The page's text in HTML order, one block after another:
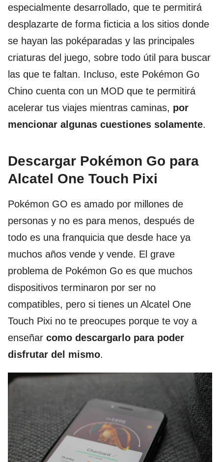
especialmente desarrollado, que te permitirá
desplazarte de forma ficticia a los sitios donde
se hayan las poképaradas y las principales
criaturas del juego, sobre todo útil para buscar
las que te faltan. Incluso, este Pokémon Go
Chino cuenta con un MOD que te permitirá
acelerar tus viajes mientras caminas, por
mencionar algunas cuestiones solamente.
Descargar Pokémon Go para
Alcatel One Touch Pixi
Pokémon GO es amado por millones de
personas y no es para menos, después de
todo es una franquicia que desde hace ya
muchos años vende y vende. El grave
problema de Pokémon Go es que muchos
dispositivos terminaron por ser no
compatibles, pero si tienes un Alcatel One
Touch Pixi no te preocupes porque te voy a
enseñar como descargarlo para poder
disfrutar del mismo.